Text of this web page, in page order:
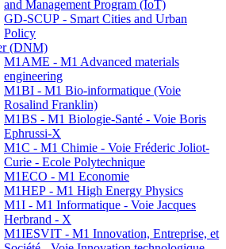
and Management Program (IoT)
GD-SCUP - Smart Cities and Urban
Policy
(DNM)
M1AME - M1 Advanced materials
engineering
M1BI - M1 Bio-informatique (Voie
Rosalind Franklin)
M1BS - M1 Biologie-Santé - Voie Boris
Ephrussi-X
M1C - M1 Chimie - Voie Fréderic Joliot-
Curie - Ecole Polytechnique
M1ECO - M1 Economie
M1HEP - M1 High Energy Physics
M1I - M1 Informatique - Voie Jacques
Herbrand - X
M1IESVIT - M1 Innovation, Entreprise, et